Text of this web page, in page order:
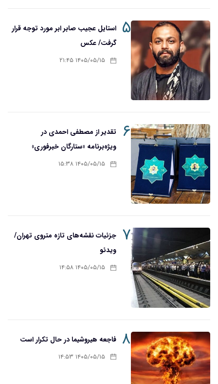
۵ استایل عجیب صابر ابر مورد توجه قرار
گرفت/ عکس
۱۴۰۵/۰۵/۱۵ ۲۱:۴۵
۶
تقدیر از مصطفی احمدی در
ویژه‌برنامه «ستارگان خبرفوری»
۱۴۰۵/۰۵/۱۵ ۱۵:۳۸
۷ جزئیات نقشه‌های تازه متروی تهران/
ویدئو
۱۴۰۵/۰۵/۱۵ ۱۴:۵۸
۸ فاجعه هیروشیما در حال تکرار است
۱۴۰۵/۰۵/۱۵ ۱۴:۵۳